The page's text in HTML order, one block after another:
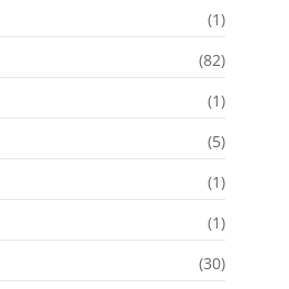
(1)
(82)
(1)
(5)
(1)
(1)
(30)